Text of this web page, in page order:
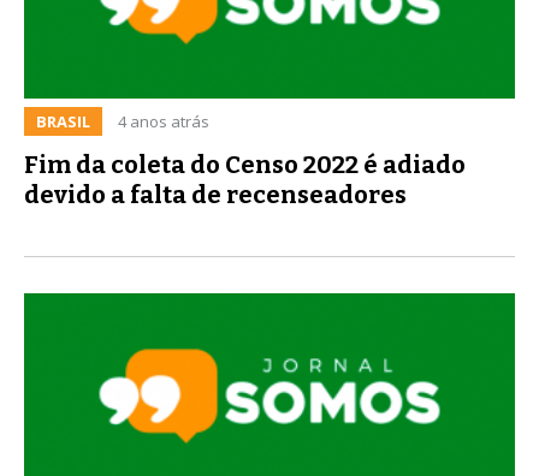
BRASIL 4 anos atrás
Fim da coleta do Censo 2022 é adiado
devido a falta de recenseadores